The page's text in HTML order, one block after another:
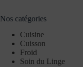
Nos catégories
Cuisine
Cuisson
Froid
Soin du Linge